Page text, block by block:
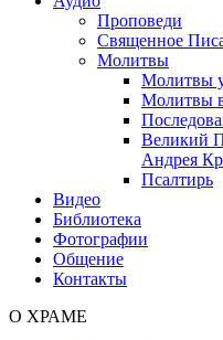
Проповеди
Священное
Молитвы
Молитвы
Молитвы
Великий
Андрея
Псалтирь
Видео
Библиотека
Фотографии
Общение
Контакты
О ХРАМЕ